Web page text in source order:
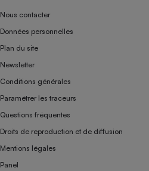
Nous contacter
Données personnelles
Plan du site
Newsletter
Conditions générales
Paramétrer les traceurs
Questions fréquentes
Droits de reproduction et de diffusion
Mentions légales
Panel